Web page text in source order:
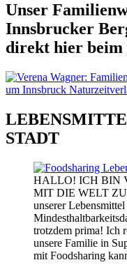
Unser
Innsbrucker
direkt hier beim
STADT
HALLO! ICH BIN
MIT DIE WELT
unserer
trotzdem prima! Ich
unsere Familie in
mit Foodsharing